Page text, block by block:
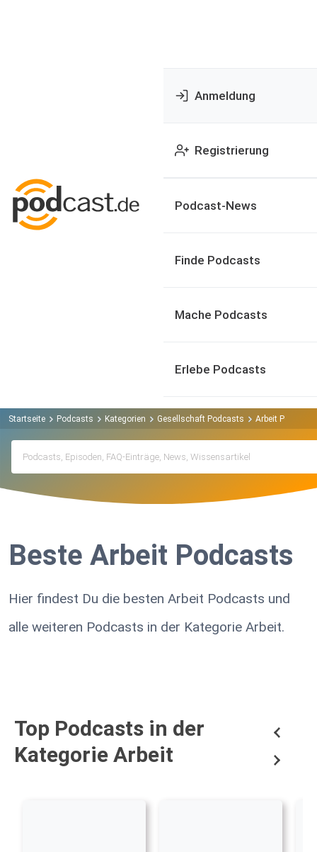
Anmeldung
Registrierung
Podcast-News
Finde Podcasts
Mache Podcasts
Erlebe Podcasts
Startseite Podcasts Kategorien Gesellschaft Podcasts Arbeit Podcasts
Beste Arbeit Podcasts
Hier findest Du die besten Arbeit Podcasts und
alle weiteren Podcasts in der Kategorie Arbeit.
Top Podcasts in der
Kategorie Arbeit